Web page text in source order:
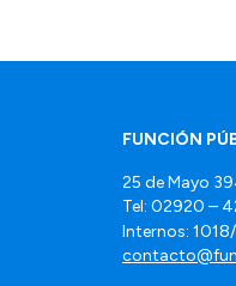
FUNCIÓN
25 de Mayo
Tel: 02920 –
Internos: